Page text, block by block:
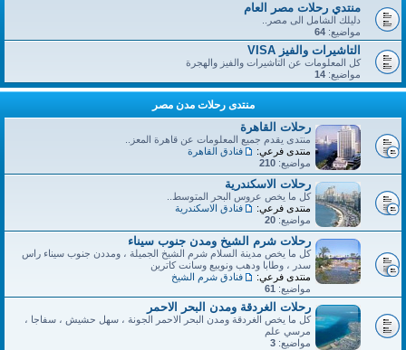
منتدي رحلات مصر العام
دليلك الشامل الى مصر..
مواضيع: 64
التاشيرات والفيز VISA
كل المعلومات عن التاشيرات والفيز والهجرة
مواضيع: 14
منتدى رحلات مدن مصر
رحلات القاهرة
منتدى يقدم جميع المعلومات عن قاهرة المعز..
منتدى فرعي:
فنادق القاهرة
مواضيع: 210
رحلات الاسكندرية
كل ما يخص عروس البحر المتوسط..
منتدى فرعي:
فنادق الاسكندرية
مواضيع: 20
رحلات شرم الشيخ ومدن جنوب سيناء
كل ما يخص مدينة السلام شرم الشيخ الجميلة ، ومددن جنوب سيناء راس
سدر ، وطابا ودهب ونويبع وسانت كاترين
منتدى فرعي:
فنادق شرم الشيخ
مواضيع: 61
رحلات الغردقة ومدن البحر الاحمر
كل ما يخص الغردقة ومدن البحر الاحمر الجونة ، سهل حشيش ، سفاجا ،
مرسي علم
مواضيع: 3